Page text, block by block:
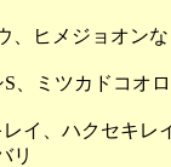
、ヒメジョオン
、ミツカドコオ
イ、ハクセキ
リ